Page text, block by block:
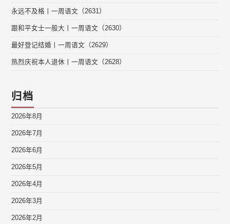
永远不及格丨一周语文（2631）
跟和平女士一般大丨一周语文（2630）
最好登记结婚丨一周语文（2629）
热烈庆祝本人退休丨一周语文（2628）
归档
2026年8月
2026年7月
2026年6月
2026年5月
2026年4月
2026年3月
2026年2月